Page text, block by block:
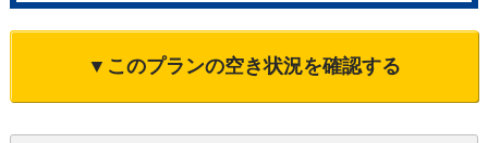
▼このプランの空き状況を確認する